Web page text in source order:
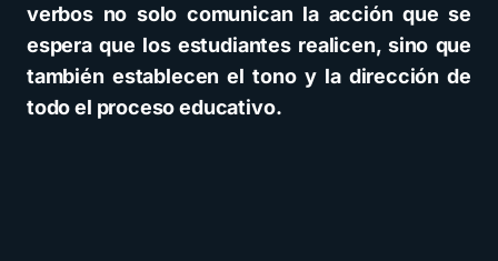
verbos no solo comunican la acción que se
espera que los estudiantes realicen, sino que
también establecen el tono y la dirección de
todo el proceso educativo.